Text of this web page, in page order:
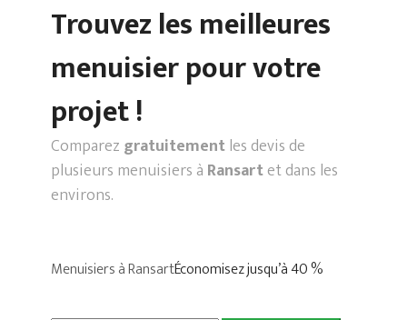
Trouvez les meilleures
menuisier pour votre
projet !
Comparez gratuitementles devis de
plusieurs menuisiers à Ransartet dans les
environs.
Menuisiers à RansartÉconomisez jusqu’à 40 %